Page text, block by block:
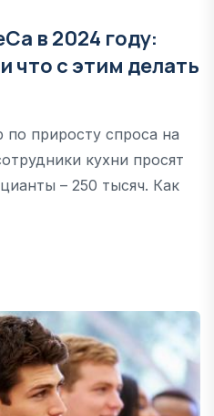
в 2024 году:
что с этим делать
по приросту спроса на
кухни просят
– 250 тысяч. Как